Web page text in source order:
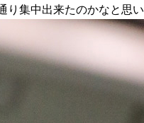
り集中出来たのかなと